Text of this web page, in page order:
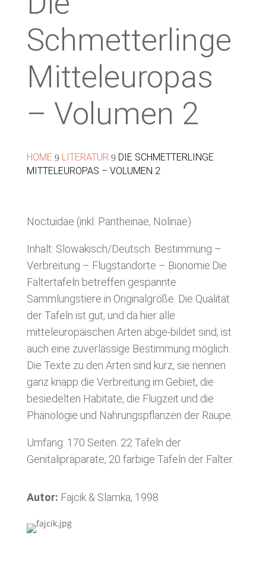
Schmetterlinge
Mitteleuropas
– Volumen 2
HOME 9 LITERATUR 9 DIE SCHMETTERLINGE
MITTELEUROPAS – VOLUMEN 2
Noctuidae (inkl. Pantheinae, Nolinae)
Inhalt: Slowakisch/Deutsch. Bestimmung –
Verbreitung – Flugstandorte – Bionomie.Die
Faltertafeln betreffen gespannte
Sammlungstiere in Originalgröße. Die Qualität
der Tafeln ist gut, und da hier alle
mitteleuropäischen Arten abge-bildet sind, ist
auch eine zuverlässige Bestimmung möglich.
Die Texte zu den Arten sind kurz, sie nennen
ganz knapp die Verbreitung im Gebiet, die
besiedelten Habitate, die Flugzeit und die
Phänologie und Nahrungspflanzen der Raupe.
Umfang: 170 Seiten. 22 Tafeln der
Genitalipräparate, 20 farbige Tafeln der Falter.
Autor: Fajcik & Slamka, 1998